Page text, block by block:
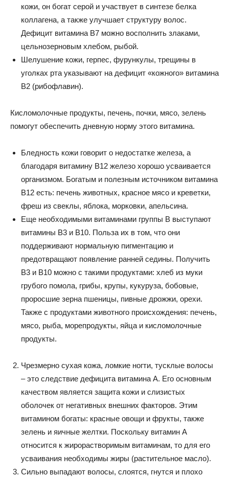
кожи, он богат серой и участвует в синтезе белка
коллагена, а также улучшает структуру волос.
Дефицит витамина В7 можно восполнить злаками,
цельнозерновым хлебом, рыбой.
Шелушение кожи, герпес, фурункулы, трещины в
уголках рта указывают на дефицит «кожного» витамина
В2 (рибофлавин).
Кисломолочные продукты, печень, почки, мясо, зелень
помогут обеспечить дневную норму этого витамина.
Бледность кожи говорит о недостатке железа, а
благодаря витамину В12 железо хорошо усваивается
организмом. Богатым и полезным источником витамина
В12 есть: печень животных, красное мясо и креветки,
фреш из свеклы, яблока, морковки, апельсина.
Еще необходимыми витаминами группы В выступают
витамины В3 и В10. Польза их в том, что они
поддерживают нормальную пигментацию и
предотвращают появление ранней седины. Получить
В3 и В10 можно с такими продуктами: хлеб из муки
грубого помола, грибы, крупы, кукуруза, бобовые,
проросшие зерна пшеницы, пивные дрожжи, орехи.
Также с продуктами животного происхождения: печень,
мясо, рыба, морепродукты, яйца и кисломолочные
продукты.
Чрезмерно сухая кожа, ломкие ногти, тусклые волосы
– это следствие дефицита витамина А. Его основным
качеством является защита кожи и слизистых
оболочек от негативных внешних факторов. Этим
витамином богаты: красные овощи и фрукты, также
зелень и яичные желтки. Поскольку витамин А
относится к жирорастворимым витаминам, то для его
усваивания необходимы жиры (растительное масло).
Сильно выпадают волосы, слоятся, гнутся и плохо